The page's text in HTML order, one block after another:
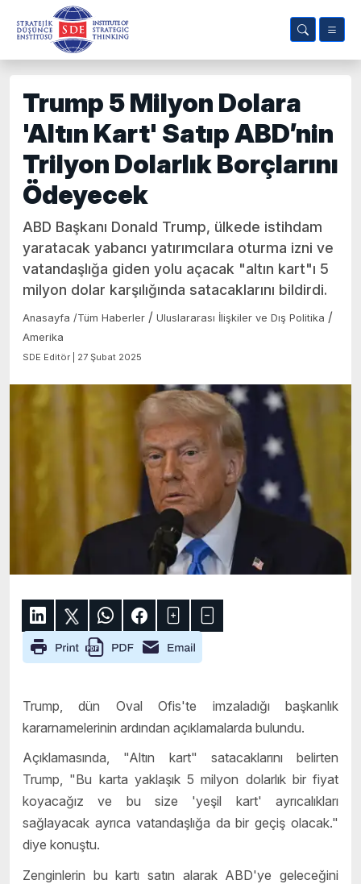
Trump 5 Milyon Dolara
'Altın Kart' Satıp ABD’nin
Trilyon Dolarlık Borçlarını
Ödeyecek
ABD Başkanı Donald Trump, ülkede istihdam
yaratacak yabancı yatırımcılara oturma izni ve
vatandaşlığa giden yolu açacak "altın kart"ı 5
milyon dolar karşılığında satacaklarını bildirdi.
Anasayfa /Tüm Haberler / Uluslararası İlişkiler ve Dış Politika /
Amerika
SDE Editör | 27 Şubat 2025
Trump, dün Oval Ofis'te imzaladığı başkanlık
kararnamelerinin ardından açıklamalarda bulundu.
Açıklamasında, "Altın kart" satacaklarını belirten
Trump, "Bu karta yaklaşık 5 milyon dolarlık bir fiyat
koyacağız ve bu size 'yeşil kart' ayrıcalıkları
sağlayacak ayrıca vatandaşlığa da bir geçiş olacak."
diye konuştu.
Zenginlerin bu kartı satın alarak ABD'ye geleceğini